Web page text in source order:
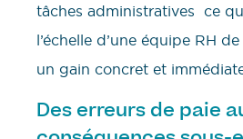
tâches administratives ce
l’échelle d’une équipe RH
un gain concret et
Des erreurs de paie